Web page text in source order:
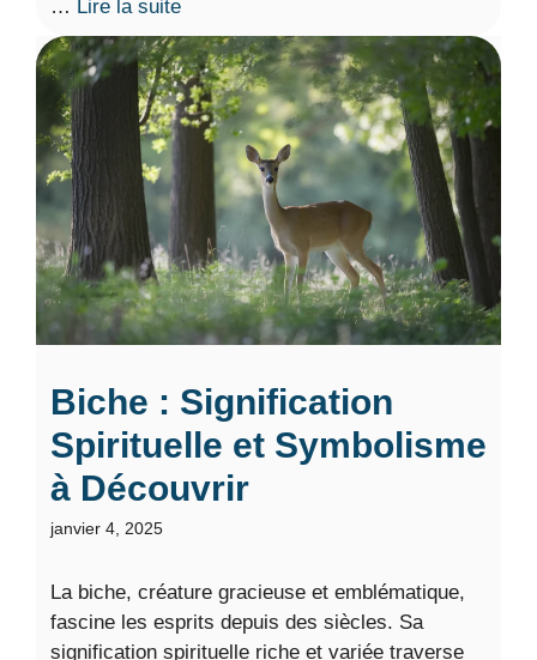
… Lire la suite
Biche : Signification
Spirituelle et Symbolisme
à Découvrir
janvier 4, 2025
La biche, créature gracieuse et emblématique,
fascine les esprits depuis des siècles. Sa
signification spirituelle riche et variée traverse